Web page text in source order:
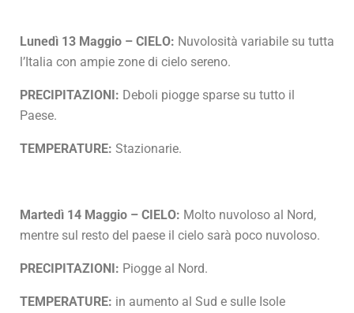
Lunedì 13 Maggio – CIELO: Nuvolosità variabile su tutta
l’Italia con ampie zone di cielo sereno.
PRECIPITAZIONI: Deboli piogge sparse su tutto il
Paese.
TEMPERATURE: Stazionarie.
Martedì 14 Maggio – CIELO: Molto nuvoloso al Nord,
mentre sul resto del paese il cielo sarà poco nuvoloso.
PRECIPITAZIONI: Piogge al Nord.
TEMPERATURE: in aumento al Sud e sulle Isole